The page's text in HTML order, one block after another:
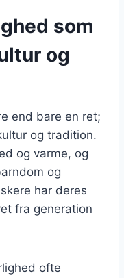
som
og
end bare en ret;
og tradition.
og varme, og
og
har deres
fra generation
ofte